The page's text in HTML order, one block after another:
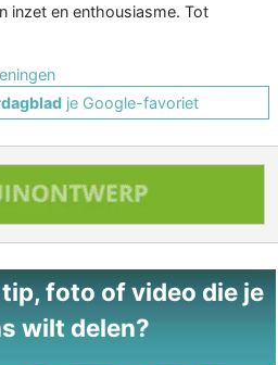
inzet en enthousiasme. Tot
je Google-favoriet
tip, foto of video die je
wilt delen?